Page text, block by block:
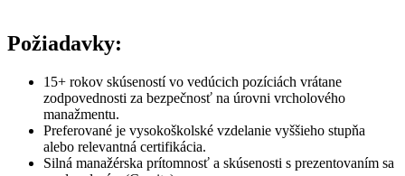
Požiadavky:
15+ rokov skúseností vo vedúcich pozíciách vrátane
zodpovednosti za bezpečnosť na úrovni vrcholového
manažmentu.
Preferované je vysokoškolské vzdelanie vyššieho stupňa
alebo relevantná certifikácia.
Silná manažérska prítomnosť a skúsenosti s prezentovaním sa